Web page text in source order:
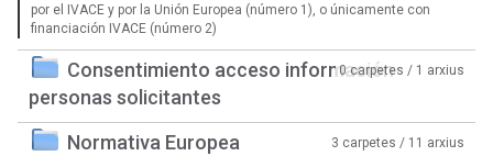
por el IVACE y por la Unión Europea (número 1), o únicamente con
financiación IVACE (número 2)
Consentimiento acceso información
personas solicitantes
0 carpetes / 1 arxius
Normativa Europea 3 carpetes / 11 arxius